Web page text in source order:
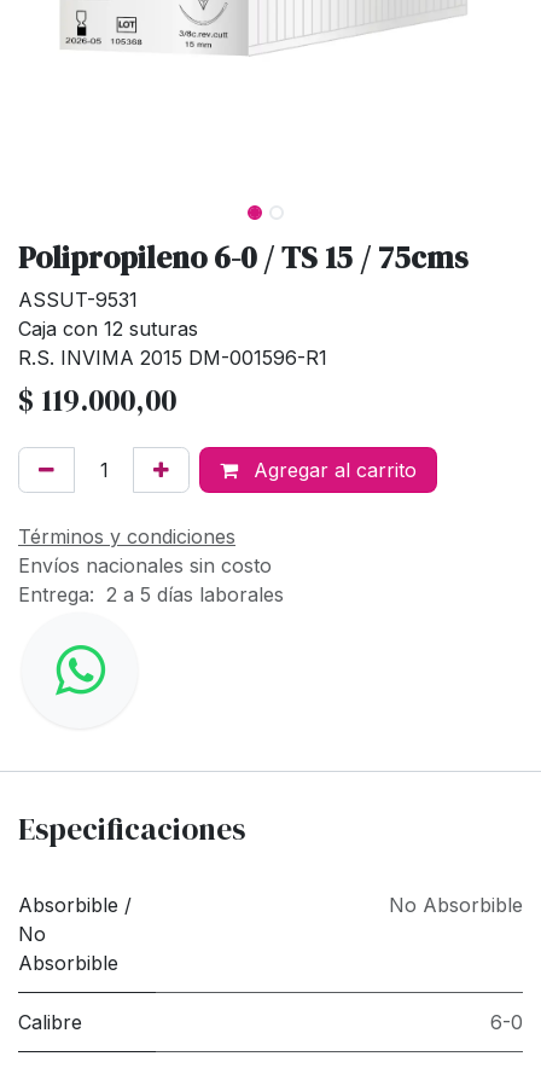
Polipropileno 6-0 / TS 15 / 75cms
ASSUT-9531
Caja con 12 suturas
R.S. INVIMA 2015 DM-001596-R1
$ 119.000,00
Agregar al carrito
Términos y condiciones
Envíos nacionales sin costo
Entrega: 2 a 5 días laborales
Especificaciones
Absorbible /
No
Absorbible
No Absorbible
Calibre 6-0